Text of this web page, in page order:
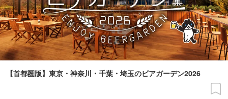
【首都圏版】東京・神奈川・千葉・埼玉のビアガーデン2026